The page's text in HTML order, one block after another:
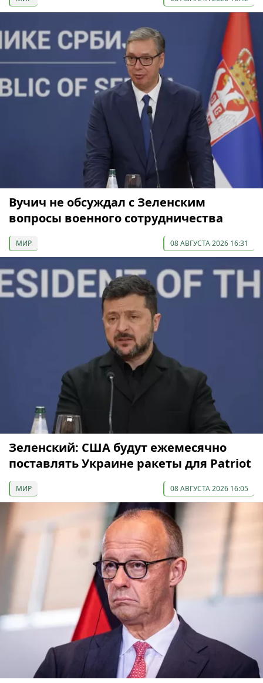
Вучич не обсуждал с Зеленским
вопросы военного сотрудничества
МИР 08 АВГУСТА 2026 16:31
Зеленский: США будут ежемесячно
поставлять Украине ракеты для Patriot
МИР 08 АВГУСТА 2026 16:05